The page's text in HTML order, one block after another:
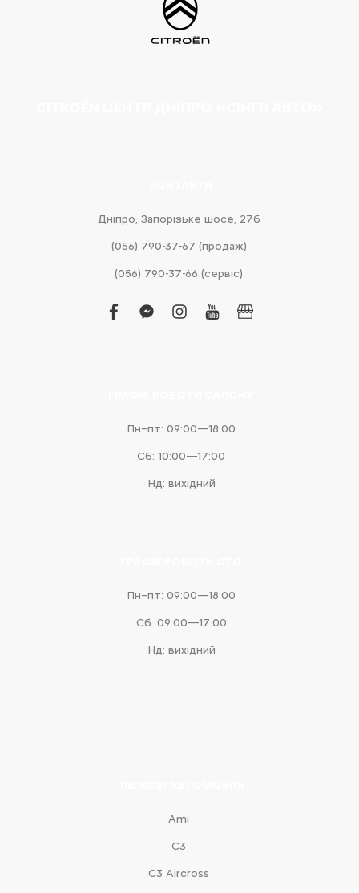
Дніпро, Запорізьке шосе, 27б
(056) 790-37-67 (продаж)
(056) 790-37-66 (сервіс)
facebook
facebook-
instagram
youtubebusiness
Пн–пт: 09:00—18:00
Сб: 10:00—17:00
Нд: вихідний
Пн–пт: 09:00—18:00
Сб: 09:00—17:00
Нд: вихідний
Ami
С3
С3 Aircross